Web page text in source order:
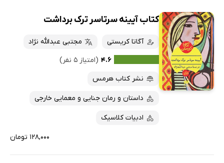
کتاب آیینه سرتاسر ترک برداشت
آگاتا کریستی
مجتبی عبدالله نژاد
۴.۶ (امتیاز ۵ نفر)
نشر کتاب هرمس
داستان و رمان جنایی و معمایی خارجی
ادبیات کلاسیک
۱۲۸,۰۰۰ تومان